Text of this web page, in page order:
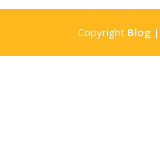
Copyright Blog